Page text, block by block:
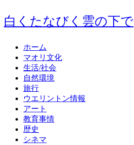
白くたなびく雲の下で
ホーム
マオリ文化
生活/社会
自然環境
旅行
ウエリントン情報
アート
教育事情
歴史
シネマ